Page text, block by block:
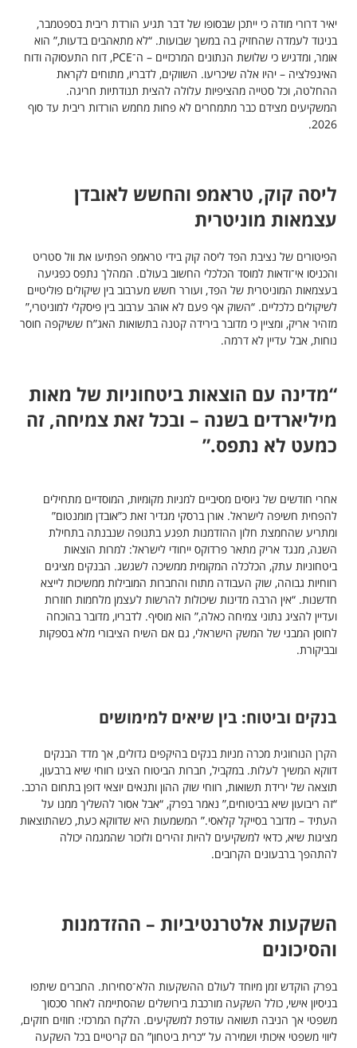
יאיר דרורי מודה כי ייתכן שבסופו של דבר תגיע הורדת ריבית בספטמבר,
בניגוד לעמדה שהחזיק בה במשך שבועות. “לא מתאהבים בדעות,” הוא
אומר, ומדגיש כי שלושת הנתונים המרכזיים – ה־PCE, דוח התעסוקה ודוח
האינפלציה – יהיו אלה שיכריעו. השווקים, לדבריו, מתוחים לקראת
ההחלטה, וכל סטייה מהציפיות עלולה להצית תנודתיות חריגה.
המשקיעים מצידם כבר מתמחרים לא פחות מחמש הורדות ריבית עד סוף
2026.
ליסה קוק, טראמפ והחשש לאובדן
עצמאות מוניטרית
הפיטורים של נציבת הפד ליסה קוק בידי טראמפ הפתיעו את וול סטריט
והכניסו אי־ודאות למוסד הכלכלי החשוב בעולם. המהלך נתפס כפגיעה
בעצמאות המוניטרית של הפד, ועורר חשש מערבוב בין שיקולים פוליטיים
לשיקולים כלכליים. “השוק אף פעם לא אוהב ערבוב בין פיסקלי למוניטרי,”
מזהיר אריק, ומציין כי מדובר בירידה קטנה בתשואות האג”ח ששיקפה חוסר
נוחות, אבל עדיין לא דרמה.
“מדינה עם הוצאות ביטחוניות של מאות
מיליארדים בשנה – ובכל זאת צמיחה, זה
כמעט לא נתפס.”
אחרי חודשים של גיוסים מסיביים למניות מקומיות, המוסדיים מתחילים
להפחית חשיפה לישראל. אורן ברסקי מגדיר זאת כ”אובדן מומנטום”
ומתריע שהחמצת חלון ההזדמנות תפגע בתנופה שנבנתה בתחילת
השנה, מנגד אריק מתאר פרדוקס ייחודי לישראל: למרות הוצאות
ביטחוניות עתק, הכלכלה המקומית ממשיכה לשגשג. הבנקים מציגים
רווחיות גבוהה, שוק העבודה מתוח והחברות המובילות ממשיכות לייצא
חדשנות. “אין הרבה מדינות שיכולות להרשות לעצמן מלחמות חוזרות
ועדיין להציג נתוני צמיחה כאלה,” הוא מוסיף. לדבריו, מדובר בהוכחה
לחוסן המבני של המשק הישראלי, גם אם השיח הציבורי מלא בספקות
ובביקורת.
בנקים וביטוח: בין שיאים למימושים
הקרן הנורווגית מכרה מניות בנקים בהיקפים גדולים, אך מדד הבנקים
דווקא המשיך לעלות. במקביל, חברות הביטוח הציגו רווחי שיא ברבעון,
תוצאה של ירידת תשואות, רווחי שוק ההון ותנאים יוצאי דופן בתחום הרכב.
“זה ריבועון שיא בביטוחים,” נאמר בפרק, “אבל אסור להשליך ממנו על
העתיד – מדובר בסייקל קלאסי.” המשמעות היא שדווקא כעת, כשהתוצאות
מציגות שיא, כדאי למשקיעים להיות זהירים ולזכור שהמגמה יכולה
להתהפך ברבעונים הקרובים.
השקעות אלטרנטיביות – ההזדמנות
והסיכונים
בפרק הוקדש זמן מיוחד לעולם ההשקעות הלא־סחירות. החברים שיתפו
בניסיון אישי, כולל השקעה מורכבת בירושלים שהסתיימה לאחר סכסוך
משפטי אך הניבה תשואה עודפת למשקיעים. הלקח המרכזי: חוזים חזקים,
ליווי משפטי איכותי ושמירה על “כרית ביטחון” הם קריטיים בכל השקעה